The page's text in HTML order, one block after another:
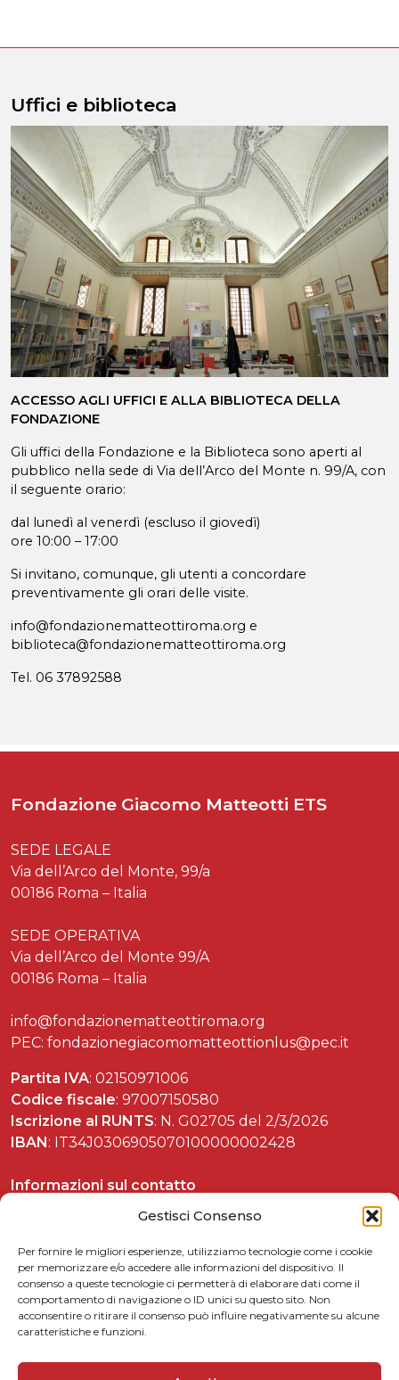
Gestisci Consenso
Per fornire le migliori esperienze, utilizziamo tecnologie come i cookie
per memorizzare e/o accedere alle informazioni del dispositivo. Il
consenso a queste tecnologie ci permetterà di elaborare dati come il
comportamento di navigazione o ID unici su questo sito. Non
acconsentire o ritirare il consenso può influire negativamente su alcune
caratteristiche e funzioni.
Uffici e biblioteca
ACCESSO AGLI UFFICI E ALLA BIBLIOTECA DELLA
FONDAZIONE
Gli uffici della Fondazione e la Biblioteca sono aperti al
pubblico nella sede di Via dell’Arco del Monte n. 99/A, con
il seguente orario:
dal lunedì al venerdì (escluso il giovedì)
ore 10:00 – 17:00
Si invitano, comunque, gli utenti a concordare
preventivamente gli orari delle visite.
info@fondazionematteottiroma.org e
biblioteca@fondazionematteottiroma.org
Tel. 06 37892588
Fondazione Giacomo Matteotti ETS
SEDE LEGALE
Via dell’Arco del Monte, 99/a
00186 Roma – Italia
SEDE OPERATIVA
Via dell’Arco del Monte 99/A
00186 Roma – Italia
info@fondazionematteottiroma.org
PEC: fondazionegiacomomatteottionlus@pec.it
Partita IVA: 02150971006
Codice fiscale: 97007150580
Iscrizione al RUNTS: N. G02705 del 2/3/2026
IBAN : IT34J0306905070100000002428
Informazioni sul contatto
Celebrazioni matteottiane
Matteotti per le scuole